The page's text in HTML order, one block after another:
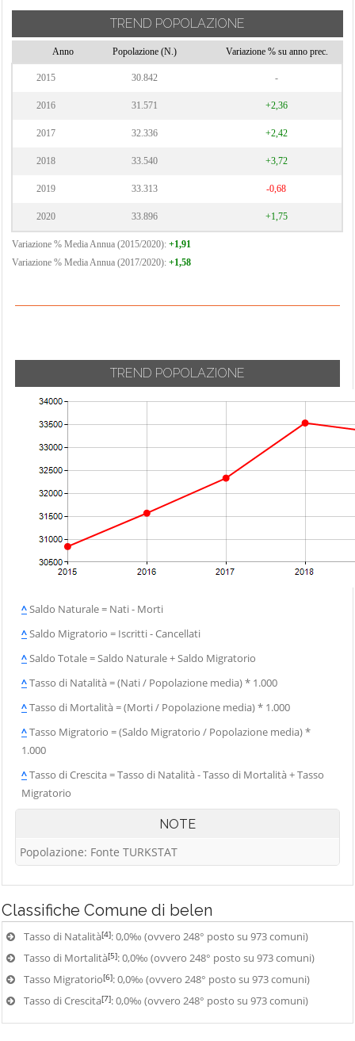
TREND POPOLAZIONE
Anno Popolazione (N.) Variazione % su anno prec.
2015 30.842 -
2016 31.571 +2,36
2017 32.336 +2,42
2018 33.540 +3,72
2019 33.313 -0,68
2020 33.896 +1,75
Variazione % Media Annua (2015/2020): +1,91
Variazione % Media Annua (2017/2020): +1,58
TREND POPOLAZIONE
^Saldo Naturale = Nati - Morti
^Saldo Migratorio = Iscritti - Cancellati
^Saldo Totale = Saldo Naturale + Saldo Migratorio
^Tasso di Natalità = (Nati / Popolazione media) * 1.000
^Tasso di Mortalità = (Morti / Popolazione media) * 1.000
^Tasso Migratorio = (Saldo Migratorio / Popolazione media) *
1.000
^Tasso di Crescita = Tasso di Natalità - Tasso di Mortalità + Tasso
Migratorio
NOTE
Popolazione: Fonte TURKSTAT
Classifiche Comune di belen
Tasso di Natalità[4]: 0,0‰ (ovvero 248° posto su 973 comuni)
Tasso di Mortalità[5]: 0,0‰ (ovvero 248° posto su 973 comuni)
Tasso Migratorio[6]: 0,0‰ (ovvero 248° posto su 973 comuni)
Tasso di Crescita[7]: 0,0‰ (ovvero 248° posto su 973 comuni)